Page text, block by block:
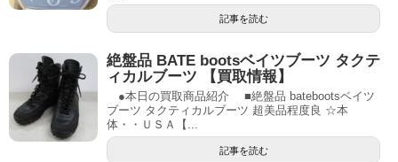
記事を読む
絶盤品 BATE bootsベイツブーツ タクテ
ィカルブーツ 【買取情報】
●本日の買取商品紹介 ■絶盤品 batebootsベイツ
ブーツ タクティカルブーツ 超美品程度良 ☆本
体・・ＵＳＡ【...
記事を読む